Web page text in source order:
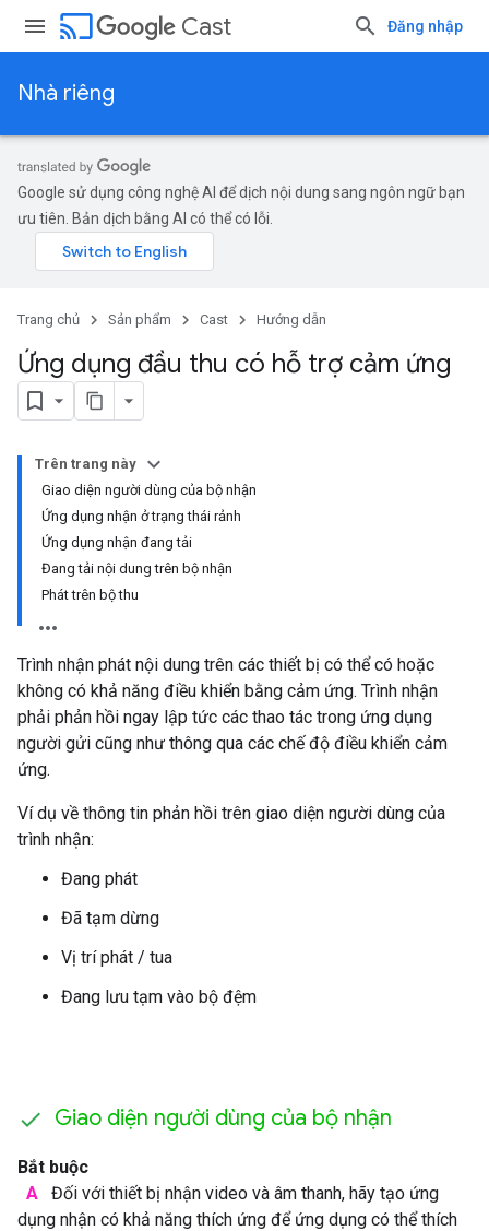
cast Cast Đăng nhập
Nhà riêng
Google sử dụng công nghệ AI để dịch nội dung sang ngôn ngữ bạn
ưu tiên. Bản dịch bằng AI có thể có lỗi.
Trang chủ Sản phẩm Cast Hướng dẫn
Ứng dụng đầu thu có hỗ trợ cảm ứng
Trên trang này
Giao diện người dùng của bộ nhận
Ứng dụng nhận ở trạng thái rảnh
Ứng dụng nhận đang tải
Đang tải nội dung trên bộ nhận
Phát trên bộ thu
Trình nhận phát nội dung trên các thiết bị có thể có hoặc
không có khả năng điều khiển bằng cảm ứng. Trình nhận
phải phản hồi ngay lập tức các thao tác trong ứng dụng
người gửi cũng như thông qua các chế độ điều khiển cảm
ứng.
Ví dụ về thông tin phản hồi trên giao diện người dùng của
trình nhận:
Đang phát
Đã tạm dừng
Vị trí phát / tua
Đang lưu tạm vào bộ đệm
Giao diện người dùng của bộ nhận
Bắt buộc
A
Đối với thiết bị nhận video và âm thanh, hãy tạo ứng
dụng nhận có khả năng thích ứng để ứng dụng có thể thích